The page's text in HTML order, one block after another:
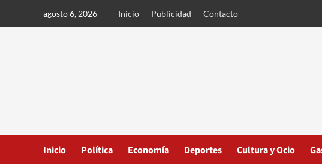
agosto 6, 2026 Inicio Publicidad Contacto
Inicio Política Economía Deportes Cultura y Ocio